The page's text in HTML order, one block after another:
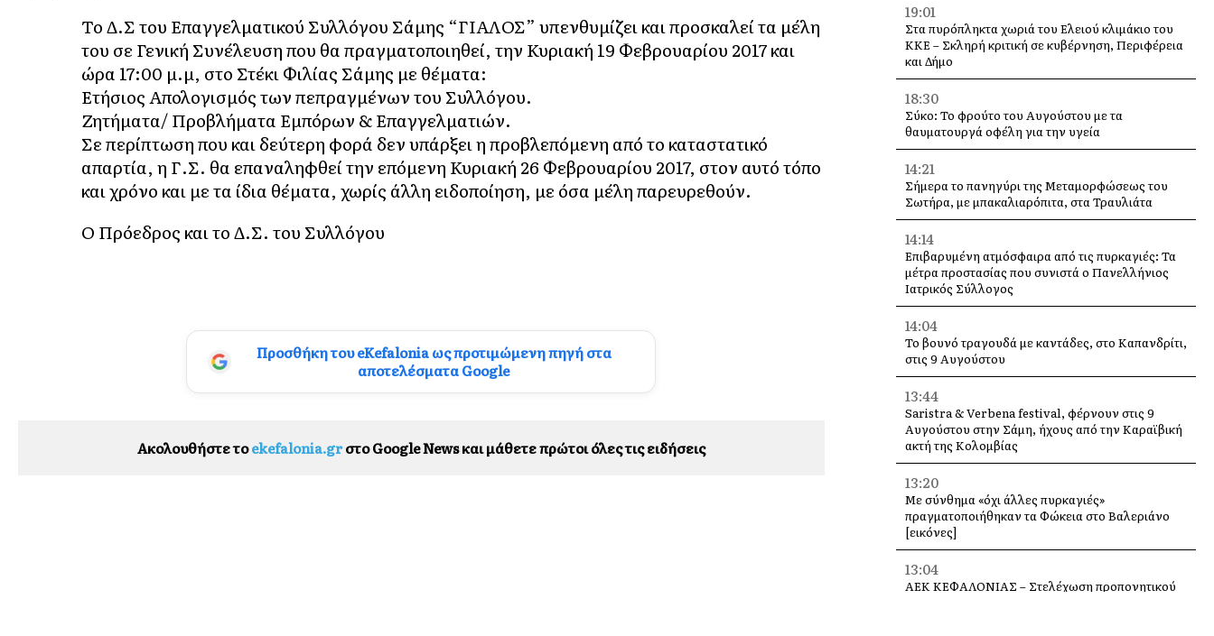
Το Δ.Σ του Επαγγελματικού Συλλόγου Σάμης “ΓΙΑΛΟΣ” υπενθυμίζει και προσκαλεί τα μέλη
του σε Γενική Συνέλευση που θα πραγματοποιηθεί, την Κυριακή 19 Φεβρουαρίου 2017 και
ώρα 17:00 μ.μ, στο Στέκι Φιλίας Σάμης με θέματα:
Ετήσιος Απολογισμός των πεπραγμένων του Συλλόγου.
Ζητήματα/ Προβλήματα Εμπόρων & Επαγγελματιών.
Σε περίπτωση που και δεύτερη φορά δεν υπάρξει η προβλεπόμενη από το καταστατικό
απαρτία, η Γ.Σ. θα επαναληφθεί την επόμενη Κυριακή 26 Φεβρουαρίου 2017, στον αυτό τόπο
και χρόνο και με τα ίδια θέματα, χωρίς άλλη ειδοποίηση, με όσα μέλη παρευρεθούν.
Ο Πρόεδρος και το Δ.Σ. του Συλλόγου
Προσθήκη του eKefalonia ως προτιμώμενη πηγή στα
αποτελέσματα Google
Ακολουθήστε τοekefalonia.grστο Google News και μάθετε πρώτοι όλες τις ειδήσεις
19:01
Στα πυρόπληκτα χωριά του Ελειού κλιμάκιο του
ΚΚΕ – Σκληρή κριτική σε κυβέρνηση, Περιφέρεια
και Δήμο
18:30
Σύκο: Το φρούτο του Αυγούστου με τα
θαυματουργά οφέλη για την υγεία
14:21
Σήμερα το πανηγύρι της Μεταμορφώσεως του
Σωτήρα, με μπακαλιαρόπιτα, στα Τραυλιάτα
14:14
Επιβαρυμένη ατμόσφαιρα από τις πυρκαγιές: Τα
μέτρα προστασίας που συνιστά ο Πανελλήνιος
Ιατρικός Σύλλογος
14:04
Το βουνό τραγουδά με καντάδες, στο Καπανδρίτι,
στις 9 Αυγούστου
13:44
Saristra & Verbena festival, φέρνουν στις 9
Αυγούστου στην Σάμη, ήχους από την Καραϊβική
ακτή της Κολομβίας
13:20
Με σύνθημα «όχι άλλες πυρκαγιές»
πραγματοποιήθηκαν τα Φώκεια στο Βαλεριάνο
[εικόνες]
13:04
ΑΕΚ ΚΕΦΑΛΟΝΙΑΣ – Στελέχωση προπονητικού